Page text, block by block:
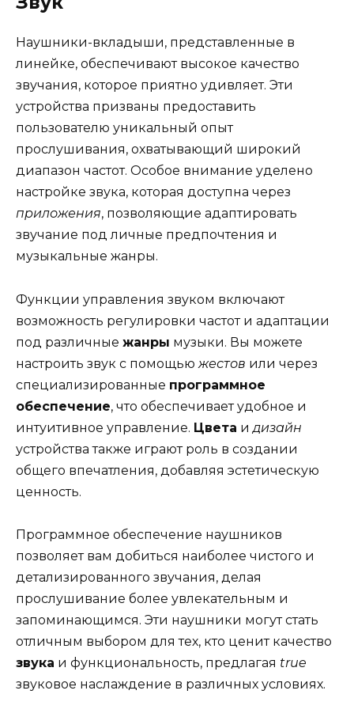
Наушники-вкладыши, представленные в
линейке, обеспечивают высокое качество
звучания, которое приятно удивляет. Эти
устройства призваны предоставить
пользователю уникальный опыт
прослушивания, охватывающий широкий
диапазон частот. Особое внимание уделено
настройке звука, которая доступна через
приложения, позволяющие адаптировать
звучание под личные предпочтения и
музыкальные жанры.
Функции управления звуком включают
возможность регулировки частот и адаптации
под различные жанры музыки. Вы можете
настроить звук с помощью жестов или через
специализированные программное
обеспечение, что обеспечивает удобное и
интуитивное управление. Цвета и дизайн
устройства также играют роль в создании
общего впечатления, добавляя эстетическую
ценность.
Программное обеспечение наушников
позволяет вам добиться наиболее чистого и
детализированного звучания, делая
прослушивание более увлекательным и
запоминающимся. Эти наушники могут стать
отличным выбором для тех, кто ценит качество
звука и функциональность, предлагая true
звуковое наслаждение в различных условиях.